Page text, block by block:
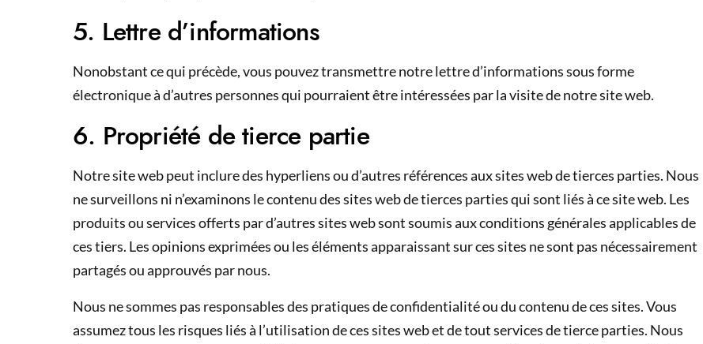
5. Lettre d’informations
Nonobstant ce qui précède, vous pouvez transmettre notre lettre d’informations sous forme
électronique à d’autres personnes qui pourraient être intéressées par la visite de notre site web.
6. Propriété de tierce partie
Notre site web peut inclure des hyperliens ou d’autres références aux sites web de tierces parties. Nous
ne surveillons ni n’examinons le contenu des sites web de tierces parties qui sont liés à ce site web. Les
produits ou services offerts par d’autres sites web sont soumis aux conditions générales applicables de
ces tiers. Les opinions exprimées ou les éléments apparaissant sur ces sites ne sont pas nécessairement
partagés ou approuvés par nous.
Nous ne sommes pas responsables des pratiques de confidentialité ou du contenu de ces sites. Vous
assumez tous les risques liés à l’utilisation de ces sites web et de tout services de tierce parties. Nous